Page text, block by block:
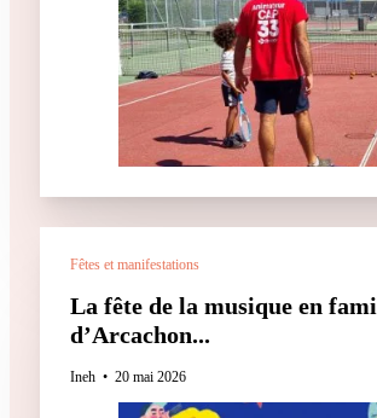
Fêtes et manifestations
La fête de la musique en
d’Arcachon...
Ineh 20 mai 2026